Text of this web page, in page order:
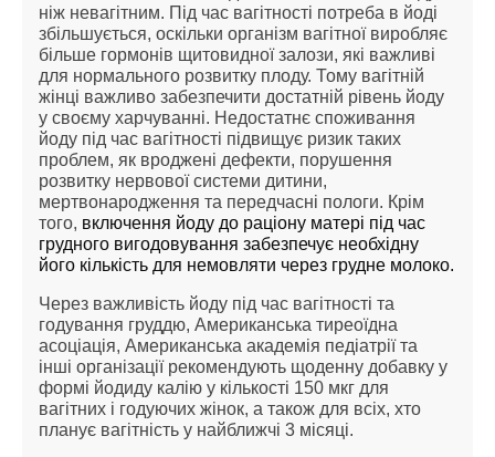
ніж невагітним. Під час вагітності потреба в йоді
збільшується, оскільки організм вагітної виробляє
більше гормонів щитовидної залози, які важливі
для нормального розвитку плоду. Тому вагітній
жінці важливо забезпечити достатній рівень йоду
у своєму харчуванні. Недостатнє споживання
йоду під час вагітності підвищує ризик таких
проблем, як вроджені дефекти, порушення
розвитку нервової системи дитини,
мертвонародження та передчасні пологи. Крім
того, включення йоду до раціону матері під час
грудного вигодовування забезпечує необхідну
його кількість для немовляти через грудне молоко.
Через важливість йоду під час вагітності та
годування груддю, Американська тиреоїдна
асоціація, Американська академія педіатрії та
інші організації рекомендують щоденну добавку у
формі йодиду калію у кількості 150 мкг для
вагітних і годуючих жінок, а також для всіх, хто
планує вагітність у найближчі 3 місяці.